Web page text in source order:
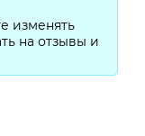
изменять
на отзывы и